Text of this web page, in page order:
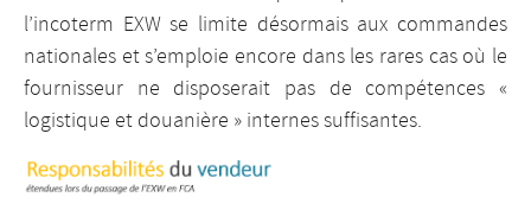
l’incoterm EXW se limite désormais aux commandes
nationales et s’emploie encore dans les rares cas où le
fournisseur ne disposerait pas de compétences «
logistique et douanière » internes suffisantes.